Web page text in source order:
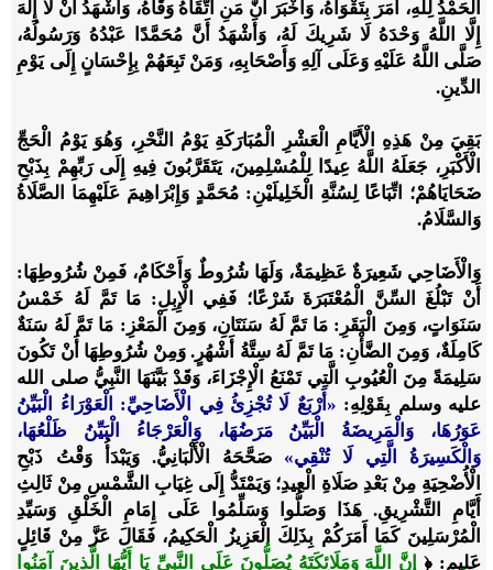
الْحَمْدُ لِلَّهِ، أَمَرَ بِتَقْوَاهُ، وَأَخْبَرَ أَنَّ مَنِ اتَّقَاهُ وَقَاهُ، وَأَشْهَدُ أَنْ لَا إِلَهَ
إِلَّا اللَّهُ وَحْدَهُ لَا شَرِيكَ لَهُ، وَأَشْهَدُ أَنَّ مُحَمَّدًا عَبْدُهُ وَرَسُولُهُ،
صَلَّى اللَّهُ عَلَيْهِ وَعَلَى آلِهِ وَأَصْحَابِهِ، وَمَنْ تَبِعَهُمْ بِإِحْسَانٍ إِلَى يَوْمِ
الدِّينِ.
بَقِيَ مِنْ هَذِهِ الْأَيَّامِ الْعَشْرِ الْمُبَارَكَةِ يَوْمُ النَّحْرِ، وَهُوَ يَوْمُ الْحَجِّ
الْأَكْبَرِ، جَعَلَهُ اللَّهُ عِيدًا لِلْمُسْلِمِينَ، يَتَقَرَّبُونَ فِيهِ إِلَى رَبِّهِمْ بِذَبْحِ
ضَحَايَاهُمْ؛ اتِّبَاعًا لِسُنَّةِ الْخَلِيلَيْنِ: مُحَمَّدٍ وَإِبْرَاهِيمَ عَلَيْهِمَا الصَّلَاةُ
وَالسَّلَامُ.
وَالْأَضَاحِي شَعِيرَةٌ عَظِيمَةٌ، وَلَهَا شُرُوطٌ وَأَحْكَامٌ، فَمِنْ شُرُوطِهَا:
أَنْ تَبْلُغَ السِّنَّ الْمُعْتَبَرَةَ شَرْعًا؛ فَفِي الْإِبِلِ: مَا تَمَّ لَهُ خَمْسُ
سَنَوَاتٍ، وَمِنَ الْبَقَرِ: مَا تَمَّ لَهُ سَنَتَانِ، وَمِنَ الْمَعْزِ: مَا تَمَّ لَهُ سَنَةٌ
كَامِلَةٌ، وَمِنَ الضَّأْنِ: مَا تَمَّ لَهُ سِتَّةُ أَشْهُرٍ. وَمِنْ شُرُوطِهَا أَنْ تَكُونَ
سَلِيمَةً مِنَ الْعُيُوبِ الَّتِي تَمْنَعُ الْإِجْزَاءَ، وَقَدْ بَيَّنَهَا النَّبِيُّصلى الله
عليه وسلم بِقَوْلِهِ: «أَرْبَعٌ لَا تُجْزِئُ فِي الْأَضَاحِيِّ: الْعَوْرَاءُ الْبَيِّنُ
عَوَرُهَا، وَالْمَرِيضَةُ الْبَيِّنُ مَرَضُهَا، وَالْعَرْجَاءُ الْبَيِّنُ ظَلْعُهَا،
وَالْكَسِيرَةُ الَّتِي لَا تُنْقِي» صَحَّحَهُ الْأَلْبَانِيُّ.وَيَبْدَأُ وَقْتُ ذَبْحِ
الْأُضْحِيَةِ مِنْ بَعْدِ صَلَاةِ الْعِيدِ؛ وَيَمْتَدُّ إِلَى غِيَابِ الشَّمْسِ مِنْ ثَالِثِ
أَيَّامِ التَّشْرِيقِ. هَذَا وَصَلُّوا وَسَلِّمُوا عَلَى إِمَامِ الْخَلْقِ وَسَيِّدِ
الْمُرْسَلِينَ كَمَا أَمَرَكُمْ بِذَلِكَ الْعَزِيزُ الْحَكِيمُ، فَقَالَ عَزَّ مِنْ قَائِلٍ
عَلِيمٍ: ﴿ إِنَّ اللَّهَ وَمَلَائِكَتَهُ يُصَلُّونَ عَلَى النَّبِيِّ يَا أَيُّهَا الَّذِينَ آمَنُوا